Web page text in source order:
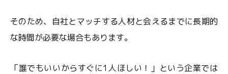
そのため、自社とマッチする人材と会えるまでに長期的
な時間が必要な場合もあります。
「誰でもいいからすぐに1人ほしい！」という企業では